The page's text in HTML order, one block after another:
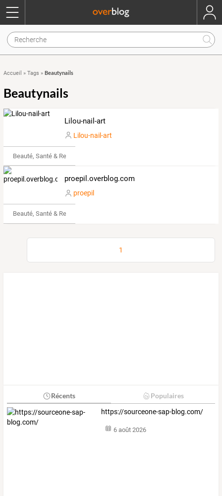
Accueil » Tags » Beautynails
Beautynails
Lilou-nail-art
Lilou-nail-art
Beauté, Santé & Remise en forme
proepil.overblog.com
proepil
Beauté, Santé & Remise en forme
1
Récents Populaires
https://sourceone-sap-blog.com/
6 août 2026